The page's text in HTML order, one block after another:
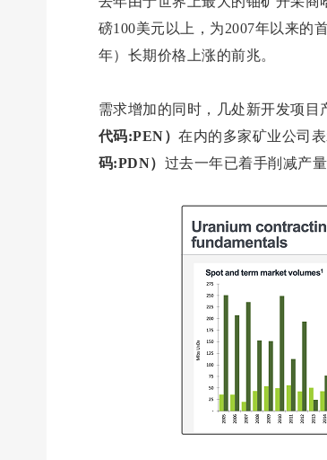
磅100美元以上，为2007年以来的
年）长期价格上涨的前兆。
需求增加的同时，几处新开发项
代码:PEN） 在内的多家矿业公司
码:PDN） 过去一年已着手削减产量